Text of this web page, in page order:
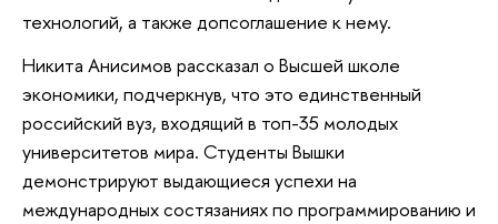
технологий, а также допсоглашение к нему.
Никита Анисимов рассказал о Высшей школе
экономики, подчеркнув, что это единственный
российский вуз, входящий в топ-35 молодых
университетов мира. Студенты Вышки
демонстрируют выдающиеся успехи на
международных состязаниях по программированию и